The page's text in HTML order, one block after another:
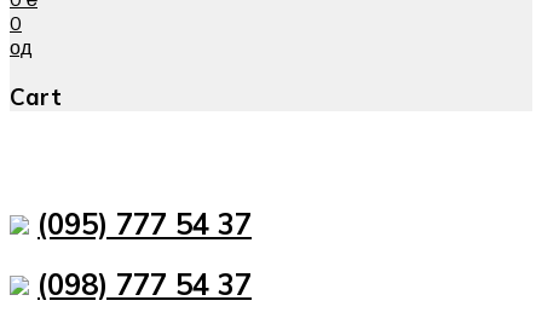
0
од
Cart
(095) 777 54 37
(098) 777 54 37